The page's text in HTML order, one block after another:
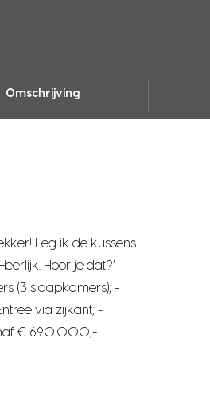
Omschrijving
Leg ik de kussens
Hoor je dat?’ –
(3 slaapkamers); -
via zijkant; -
€ 690.000,-.